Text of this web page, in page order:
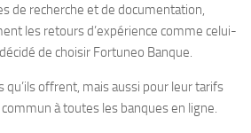
de recherche et de documentation,
les retours d’expérience comme celui-
de choisir Fortuneo Banque.
qu’ils offrent, mais aussi pour leur tarifs
à toutes les banques en ligne.